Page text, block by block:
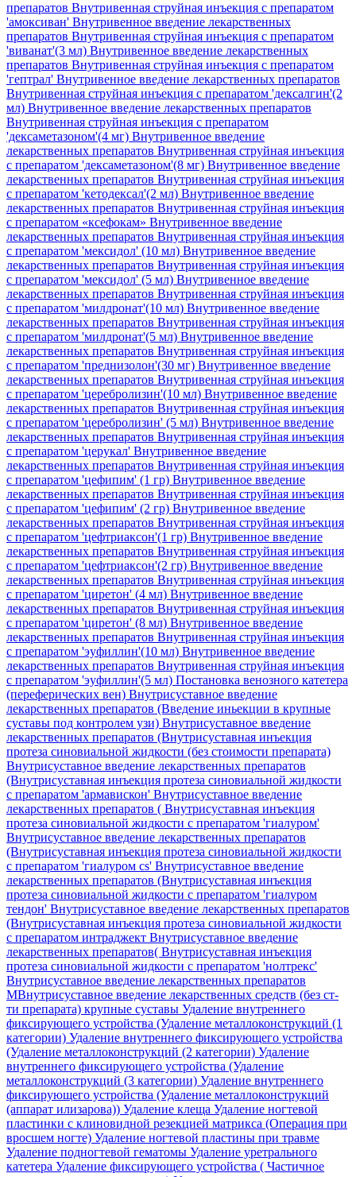
препаратов Внутривенная струйная инъекция с препаратом
'амоксиван' Внутривенное введение лекарственных
препаратов Внутривенная струйная инъекция с препаратом
'виванат'(3 мл) Внутривенное введение лекарственных
препаратов Внутривенная струйная инъекция с препаратом
'гептрал' Внутривенное введение лекарственных препаратов
Внутривенная струйная инъекция с препаратом 'дексалгин'(2
мл) Внутривенное введение лекарственных препаратов
Внутривенная струйная инъекция с препаратом
'дексаметазоном'(4 мг) Внутривенное введение
лекарственных препаратов Внутривенная струйная инъекция
с препаратом 'дексаметазоном'(8 мг) Внутривенное введение
лекарственных препаратов Внутривенная струйная инъекция
с препаратом 'кетодексал'(2 мл) Внутривенное введение
лекарственных препаратов Внутривенная струйная инъекция
с препаратом «ксефокам» Внутривенное введение
лекарственных препаратов Внутривенная струйная инъекция
с препаратом 'мексидол' (10 мл) Внутривенное введение
лекарственных препаратов Внутривенная струйная инъекция
с препаратом 'мексидол' (5 мл) Внутривенное введение
лекарственных препаратов Внутривенная струйная инъекция
с препаратом 'милдронат'(10 мл) Внутривенное введение
лекарственных препаратов Внутривенная струйная инъекция
с препаратом 'милдронат'(5 мл) Внутривенное введение
лекарственных препаратов Внутривенная струйная инъекция
с препаратом 'преднизолон'(30 мг) Внутривенное введение
лекарственных препаратов Внутривенная струйная инъекция
с препаратом 'церебролизин'(10 мл) Внутривенное введение
лекарственных препаратов Внутривенная струйная инъекция
с препаратом 'церебролизин' (5 мл) Внутривенное введение
лекарственных препаратов Внутривенная струйная инъекция
с препаратом 'церукал' Внутривенное введение
лекарственных препаратов Внутривенная струйная инъекция
с препаратом 'цефипим' (1 гр) Внутривенное введение
лекарственных препаратов Внутривенная струйная инъекция
с препаратом 'цефипим' (2 гр) Внутривенное введение
лекарственных препаратов Внутривенная струйная инъекция
с препаратом 'цефтриаксон'(1 гр) Внутривенное введение
лекарственных препаратов Внутривенная струйная инъекция
с препаратом 'цефтриаксон'(2 гр) Внутривенное введение
лекарственных препаратов Внутривенная струйная инъекция
с препаратом 'циретон' (4 мл) Внутривенное введение
лекарственных препаратов Внутривенная струйная инъекция
с препаратом 'циретон' (8 мл) Внутривенное введение
лекарственных препаратов Внутривенная струйная инъекция
с препаратом 'эуфиллин'(10 мл) Внутривенное введение
лекарственных препаратов Внутривенная струйная инъекция
с препаратом 'эуфиллин'(5 мл) Постановка венозного катетера
(переферических вен) Внутрисуставное введение
лекарственных препаратов (Введение иньекции в крупные
суставы под контролем узи) Внутрисуставное введение
лекарственных препаратов (Внутрисуставная инъекция
протеза синовиальной жидкости (без стоимости препарата)
Внутрисуставное введение лекарственных препаратов
(Внутрисуставная инъекция протеза синовиальной жидкости
с препаратом 'армавискон' Внутрисуставное введение
лекарственных препаратов ( Внутрисуставная инъекция
протеза синовиальной жидкости с препаратом 'гиалуром'
Внутрисуставное введение лекарственных препаратов
(Внутрисуставная инъекция протеза синовиальной жидкости
с препаратом 'гиалуром cs' Внутрисуставное введение
лекарственных препаратов (Внутрисуставная инъекция
протеза синовиальной жидкости с препаратом 'гиалуром
тендон' Внутрисуставное введение лекарственных препаратов
(Внутрисуставная инъекция протеза синовиальной жидкости
с препаратом интраджект Внутрисуставное введение
лекарственных препаратов( Внутрисуставная инъекция
протеза синовиальной жидкости с препаратом 'нолтрекс'
Внутрисуставное введение лекарственных препаратов
МВнутрисуставное введение лекарственных средств (без ст-
ти препарата) крупные суставы Удаление внутреннего
фиксирующего устройства (Удаление металлоконструкций (1
категории) Удаление внутреннего фиксирующего устройства
(Удаление металлоконструкций (2 категории) Удаление
внутреннего фиксирующего устройства (Удаление
металлоконструкций (3 категории) Удаление внутреннего
фиксирующего устройства (Удаление металлоконструкций
(аппарат илизарова)) Удаление клеща Удаление ногтевой
пластинки с клиновидной резекцией матрикса (Операция при
вросшем ногте) Удаление ногтевой пластины при травме
Удаление подногтевой гематомы Удаление уретрального
катетера Удаление фиксирующего устройства ( Частичное